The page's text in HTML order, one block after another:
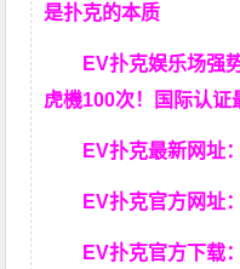
是扑克的本质
EV扑克娱乐场强
虎機100次！国际认证
EV扑克最新网址
EV扑克官方网址
EV扑克官方下载